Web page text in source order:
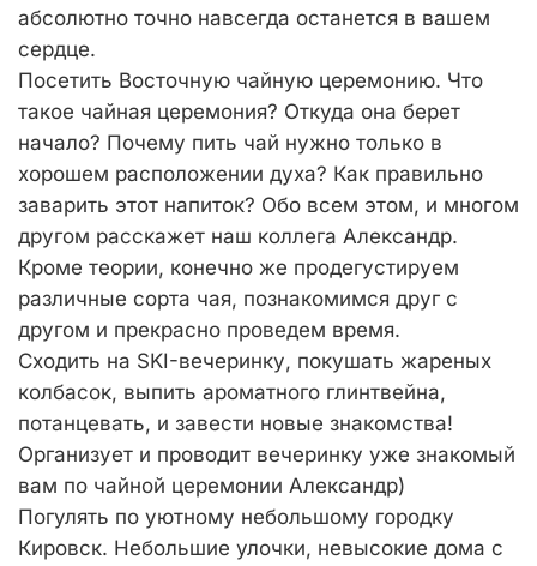
абсолютно точно навсегда останется в вашем
сердце.
Посетить Восточную чайную церемонию. Что
такое чайная церемония? Откуда она берет
начало? Почему пить чай нужно только в
хорошем расположении духа? Как правильно
заварить этот напиток? Обо всем этом, и многом
другом расскажет наш коллега Александр.
Кроме теории, конечно же продегустируем
различные сорта чая, познакомимся друг с
другом и прекрасно проведем время.
Сходить на SKI-вечеринку, покушать жареных
колбасок, выпить ароматного глинтвейна,
потанцевать, и завести новые знакомства!
Организует и проводит вечеринку уже знакомый
вам по чайной церемонии Александр)
Погулять по уютному небольшому городку
Кировск. Небольшие улочки, невысокие дома с